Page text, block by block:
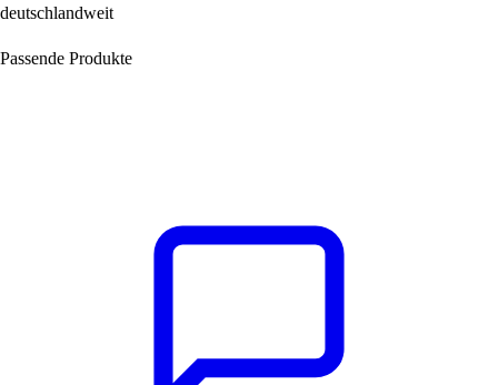
deutschlandweit
Passende Produkte